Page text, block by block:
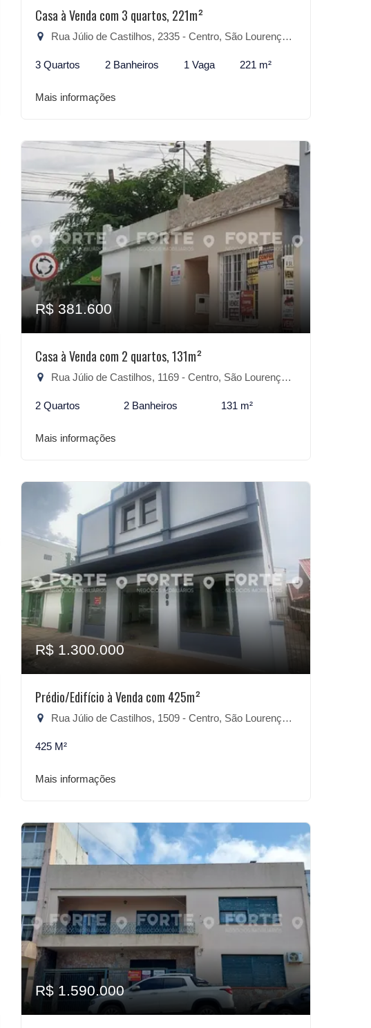
Casa à Venda com 3 quartos, 221m²
Rua Júlio de Castilhos, 2335 - Centro, São Lourenço do Sul-RS
3 Quartos 2 Banheiros 1 Vaga 221 m²
Mais informações
R$ 381.600
Casa à Venda com 2 quartos, 131m²
Rua Júlio de Castilhos, 1169 - Centro, São Lourenço do Sul-RS
2 Quartos 2 Banheiros 131 m²
Mais informações
R$ 1.300.000
Prédio/Edifício à Venda com 425m²
Rua Júlio de Castilhos, 1509 - Centro, São Lourenço do Sul-RS
425 M²
Mais informações
R$ 1.590.000